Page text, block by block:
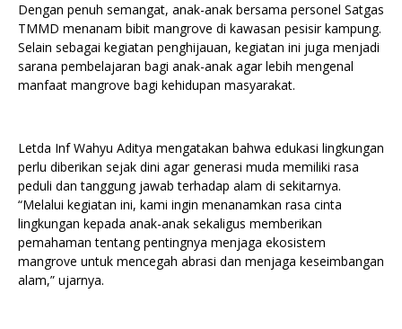
Dengan penuh semangat, anak-anak bersama personel Satgas
TMMD menanam bibit mangrove di kawasan pesisir kampung.
Selain sebagai kegiatan penghijauan, kegiatan ini juga menjadi
sarana pembelajaran bagi anak-anak agar lebih mengenal
manfaat mangrove bagi kehidupan masyarakat.
Letda Inf Wahyu Aditya mengatakan bahwa edukasi lingkungan
perlu diberikan sejak dini agar generasi muda memiliki rasa
peduli dan tanggung jawab terhadap alam di sekitarnya.
“Melalui kegiatan ini, kami ingin menanamkan rasa cinta
lingkungan kepada anak-anak sekaligus memberikan
pemahaman tentang pentingnya menjaga ekosistem
mangrove untuk mencegah abrasi dan menjaga keseimbangan
alam,” ujarnya.